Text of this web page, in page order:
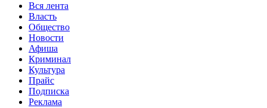
Вся лента
Власть
Общество
Новости
Афиша
Криминал
Культура
Прайс
Подписка
Реклама